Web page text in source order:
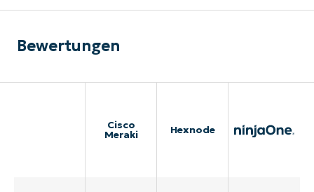
Bewertungen
Cisco
Meraki Hexnode